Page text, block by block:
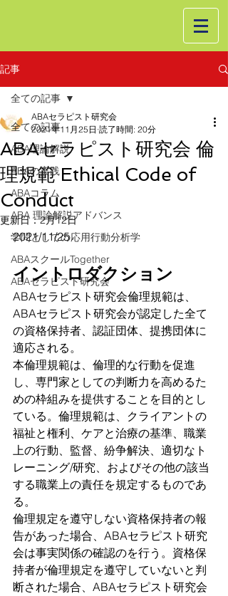
記事
全ての記事
ABA理論解説
ABAの実践
ABAコラム
ABA 理論解説アドバンス
学問としての応用行動分析学
ABAスクールTogether
ABAセラピスト研究会
全ての記事
ABAセラピスト研究会 倫
理規範 Ethical Code of
Conduct
ABAセラピスト研究会
2021年11月25日 読了時間: 20分
更新日：2月12日
2021/11/25
イントロダクション
ABAセラピスト研究会倫理規範は、
ABAセラピスト研究会が認定した全て
の資格保持者、認証団体、提携団体に
適応される。
本倫理規範は、倫理的な行動を促進
し、専門家としての判断力を高めるた
めの枠組みを提供することを目的とし
ている。倫理規範は、クライアントの
福祉と権利、ケアと治療の基準、職業
上の行動、監督、紛争解決、適切なト
レーニング/研究、およびその他の該当
する職業上の責任を規定するものであ
る。
倫理規定を遵守しない資格保持者の報
告があった場合、ABAセラピスト研究
会は事実関係の確認のを行う。資格保
持者が倫理規定を遵守していないと判
断された場合、ABAセラピスト研究会